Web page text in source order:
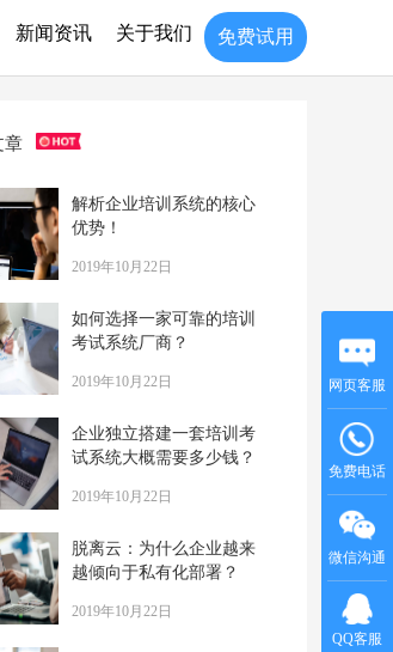
新闻资讯 关于我们 免费试用
章
解析企业培训系统的核心
优势！
2019年10月22日
如何选择一家可靠的培训
考试系统厂商？
2019年10月22日
企业独立搭建一套培训考
试系统大概需要多少钱？
2019年10月22日
脱离云：为什么企业越来
越倾向于私有化部署？
2019年10月22日
网页客服
免费电话
微信沟通
QQ客服